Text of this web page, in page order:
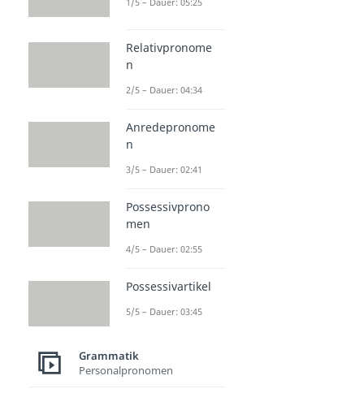
Relativpronome
n
2/5 – Dauer: 04:34
Anredepronome
n
3/5 – Dauer: 02:41
Possessivprono
men
4/5 – Dauer: 02:55
Possessivartikel
5/5 – Dauer: 03:45
Grammatik
Personalpronomen